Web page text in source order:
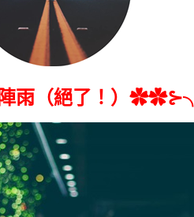
雨（絕了！）✿✿⊱╮